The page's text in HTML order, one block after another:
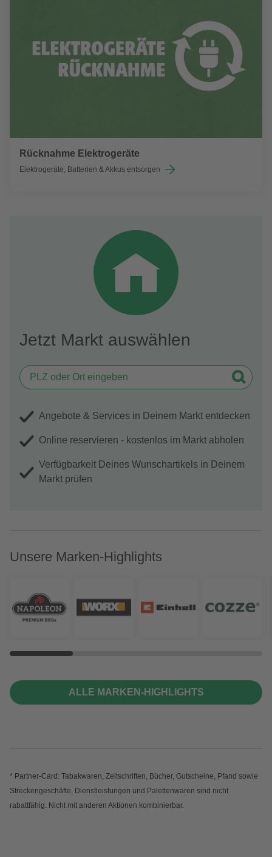
Rücknahme Elektrogeräte
Elektrogeräte, Batterien & Akkus entsorgen
Jetzt Markt auswählen
Angebote & Services in Deinem Markt entdecken
Online reservieren - kostenlos im Markt abholen
Verfügbarkeit Deines Wunschartikels in Deinem
Markt prüfen
Unsere Marken-Highlights
ALLE MARKEN-HIGHLIGHTS
* Partner-Card: Tabakwaren, Zeitschriften, Bücher, Gutscheine, Pfand sowie
Streckengeschäfte, Dienstleistungen und Palettenwaren sind nicht
rabattfähig. Nicht mit anderen Aktionen kombinierbar.